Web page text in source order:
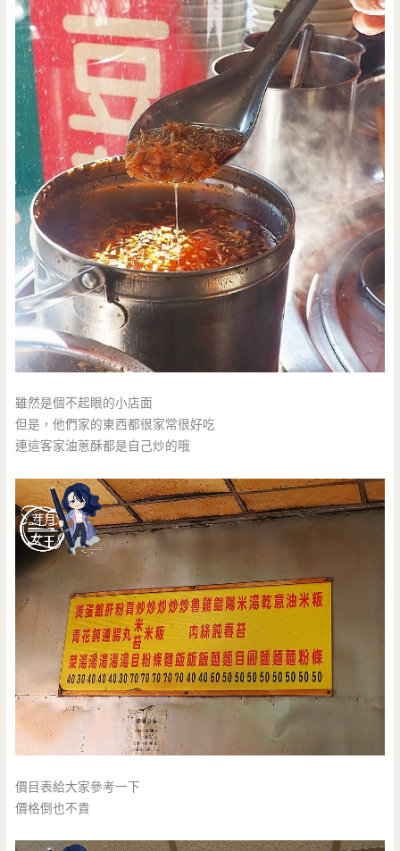
雖然是個不起眼的小店面
但是，他們家的東西都很家常很好吃
連這客家油蔥酥都是自己炒的哦
價目表給大家參考一下
價格倒也不貴